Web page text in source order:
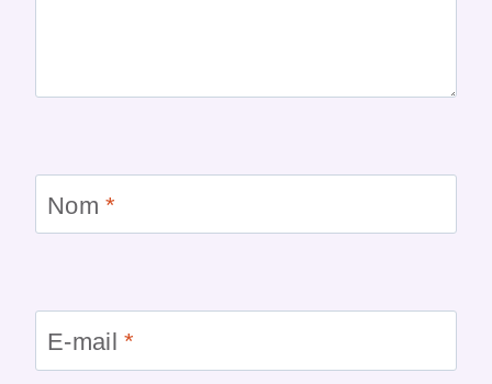
Nom*
E-mail*